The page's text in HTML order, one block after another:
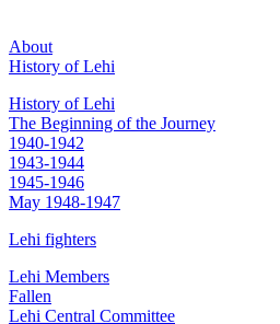
About
History of Lehi
History of Lehi
The Beginning of the Journey
1940-1942
1943-1944
1945-1946
May 1948-1947
Lehi fighters
Lehi Members
Fallen
Lehi Central Committee